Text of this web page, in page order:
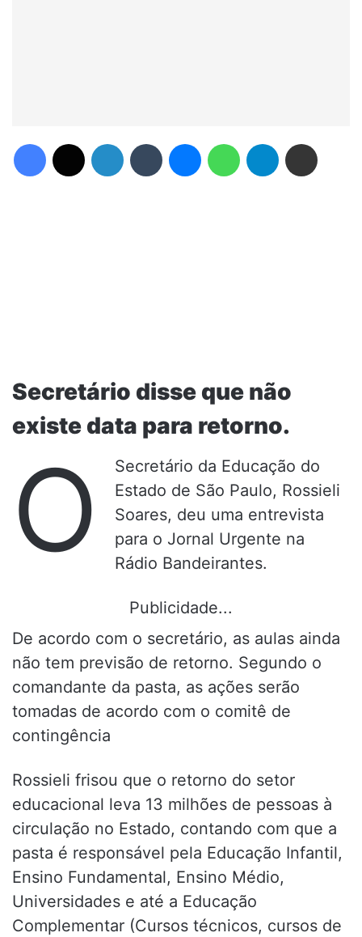
Secretário disse que não
existe data para retorno.
O
Secretário da Educação do
Estado de São Paulo, Rossieli
Soares, deu uma entrevista
para o Jornal Urgente na
Rádio Bandeirantes.
Publicidade...
De acordo com o secretário, as aulas ainda
não tem previsão de retorno. Segundo o
comandante da pasta, as ações serão
tomadas de acordo com o comitê de
contingência
Rossieli frisou que o retorno do setor
educacional leva 13 milhões de pessoas à
circulação no Estado, contando com que a
pasta é responsável pela Educação Infantil,
Ensino Fundamental, Ensino Médio,
Universidades e até a Educação
Complementar (Cursos técnicos, cursos de